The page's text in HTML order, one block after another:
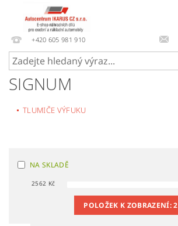
+420 605 981 910
SIGNUM
TLUMIČE VÝFUKU
NA SKLADĚ
2562 Kč
POLOŽEK K ZOBRAZENÍ:2